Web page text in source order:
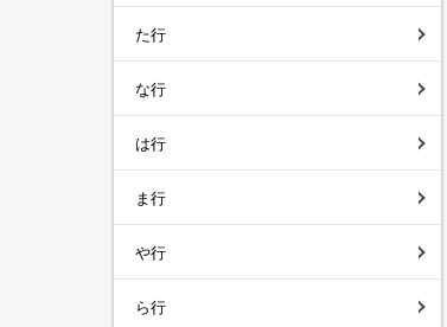
た行
な行
は行
ま行
や行
ら行